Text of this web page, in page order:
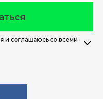
и соглашаюсь со всеми